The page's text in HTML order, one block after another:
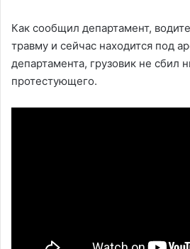
Как сообщил департамент,
травму и сейчас находится под
департамента, грузовик не сбил
протестующего.